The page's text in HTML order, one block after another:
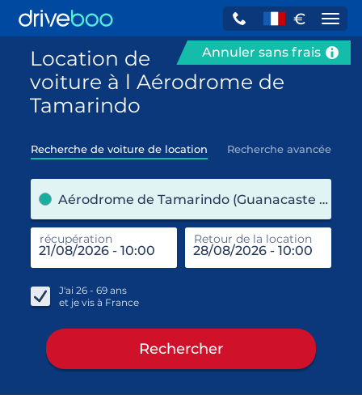
€
Annuler sans frais
Location de
voiture à l Aérodrome de
Tamarindo
Recherche de voiture de location Recherche avancée
Aérodrome de Tamarindo (Guanacaste / Costa Rica)
récupération Retour de la location
J'ai 26 - 69 ans
et je vis à France
Rechercher